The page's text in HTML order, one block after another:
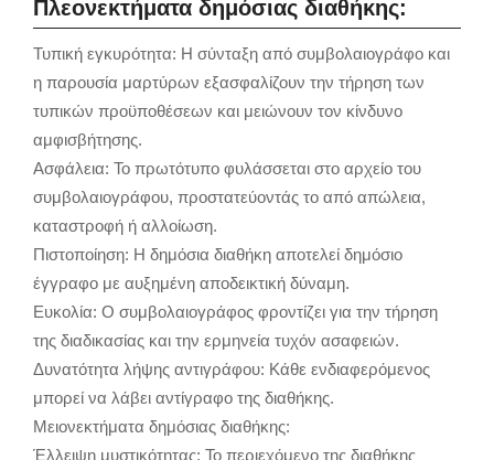
Πλεονεκτήματα δημόσιας διαθήκης:
Τυπική εγκυρότητα: Η σύνταξη από συμβολαιογράφο και
η παρουσία μαρτύρων εξασφαλίζουν την τήρηση των
τυπικών προϋποθέσεων και μειώνουν τον κίνδυνο
αμφισβήτησης.
Ασφάλεια: Το πρωτότυπο φυλάσσεται στο αρχείο του
συμβολαιογράφου, προστατεύοντάς το από απώλεια,
καταστροφή ή αλλοίωση.
Πιστοποίηση: Η δημόσια διαθήκη αποτελεί δημόσιο
έγγραφο με αυξημένη αποδεικτική δύναμη.
Ευκολία: Ο συμβολαιογράφος φροντίζει για την τήρηση
της διαδικασίας και την ερμηνεία τυχόν ασαφειών.
Δυνατότητα λήψης αντιγράφου: Κάθε ενδιαφερόμενος
μπορεί να λάβει αντίγραφο της διαθήκης.
Μειονεκτήματα δημόσιας διαθήκης:
Έλλειψη μυστικότητας: Το περιεχόμενο της διαθήκης